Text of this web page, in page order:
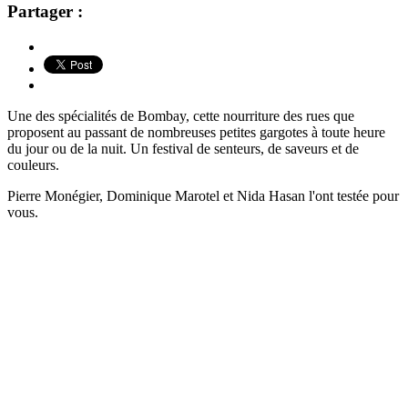
Partager :
Une des spécialités de Bombay, cette nourriture des rues que
proposent au passant de nombreuses petites gargotes à toute heure
du jour ou de la nuit. Un festival de senteurs, de saveurs et de
couleurs.
Pierre Monégier, Dominique Marotel et Nida Hasan l'ont testée pour
vous.